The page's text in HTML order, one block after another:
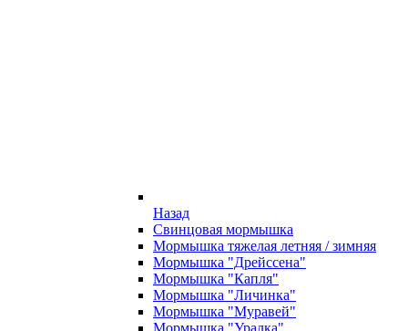
Назад
Свинцовая мормышка
Мормышка тяжелая летняя / зимняя
Мормышка "Дрейссена"
Мормышка "Капля"
Мормышка "Личинка"
Мормышка "Муравей"
Мормышка "Уралка"